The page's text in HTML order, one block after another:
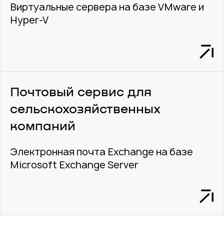
Виртуальные сервера на базе VMware и
Hyper-V
Почтовый сервис для
сельскохозяйственных
компаний
Электронная почта Exchange на базе
Microsoft Exchange Server